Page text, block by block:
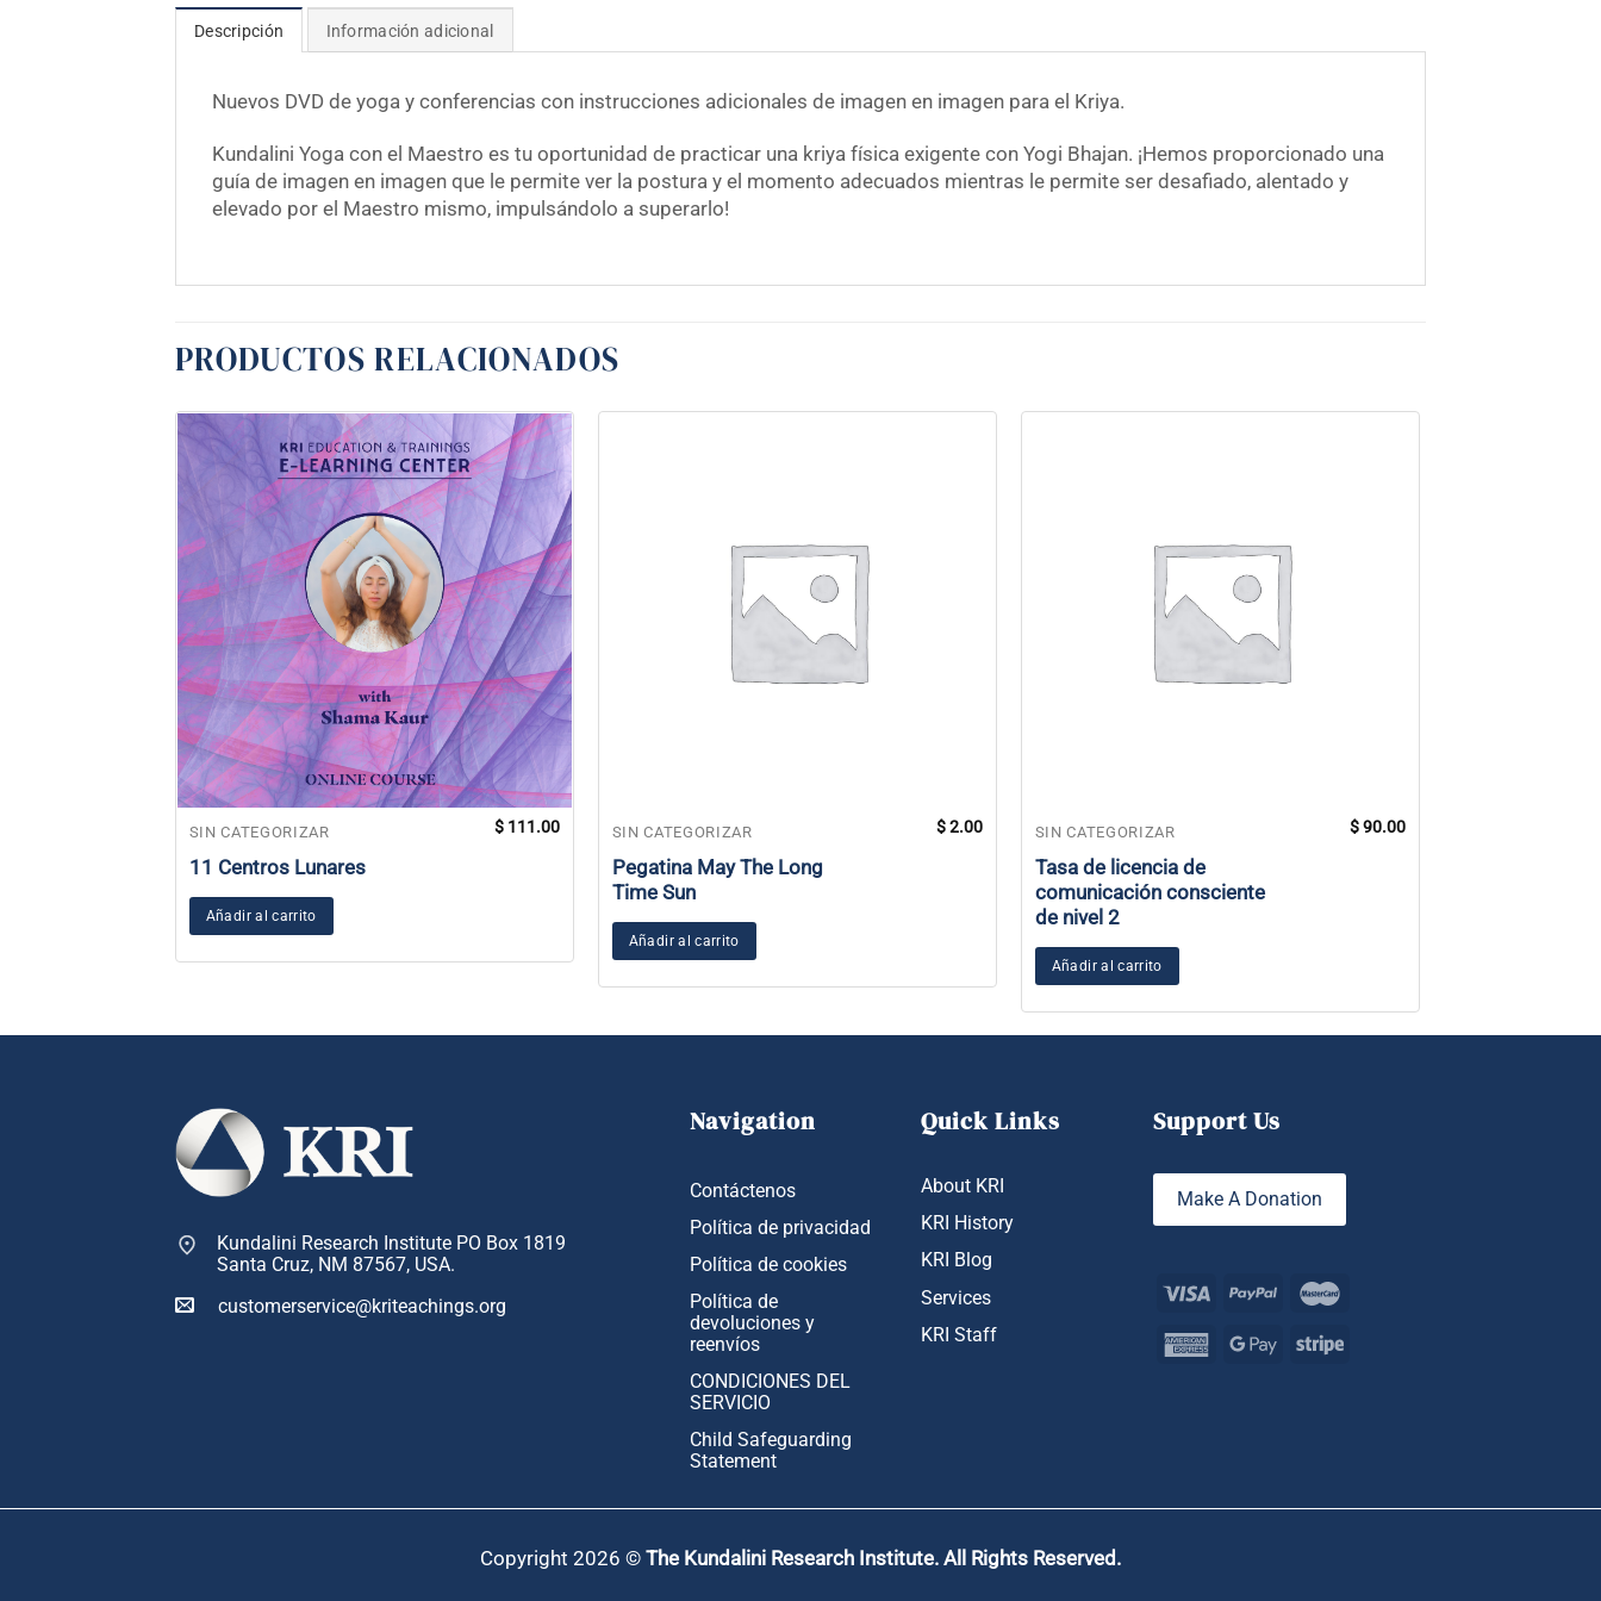
Descripción Información adicional
Nuevos DVD de yoga y conferencias con instrucciones adicionales de imagen en imagen para el Kriya.
Kundalini Yoga con el Maestro es tu oportunidad de practicar una kriya física exigente con Yogi Bhajan. ¡Hemos proporcionado una
guía de imagen en imagen que le permite ver la postura y el momento adecuados mientras le permite ser desafiado, alentado y
elevado por el Maestro mismo, impulsándolo a superarlo!
PRODUCTOS RELACIONADOS
SIN CATEGORIZAR
11 Centros Lunares
$ 111.00
Añadir al carrito
SIN CATEGORIZAR
Pegatina May The Long
Time Sun
$2.00
Añadir al carrito
SIN CATEGORIZAR
Tasa de licencia de
comunicación consciente
de nivel 2
$90.00
Añadir al carrito
Kundalini Research Institute PO Box 1819
Santa Cruz, NM 87567, USA.
customerservice@kriteachings.org
Navigation
Contáctenos
Política de privacidad
Política de cookies
Política de
devoluciones y
reenvíos
CONDICIONES DEL
SERVICIO
Child Safeguarding
Statement
Quick Links
About KRI
KRI History
KRI Blog
Services
KRI Staff
Support Us
Make A Donation
Copyright 2026 © The Kundalini Research Institute. All Rights Reserved.